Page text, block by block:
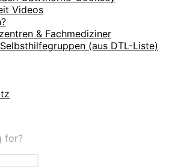
Videos
& Fachmediziner
(aus DTL-Liste)
for?